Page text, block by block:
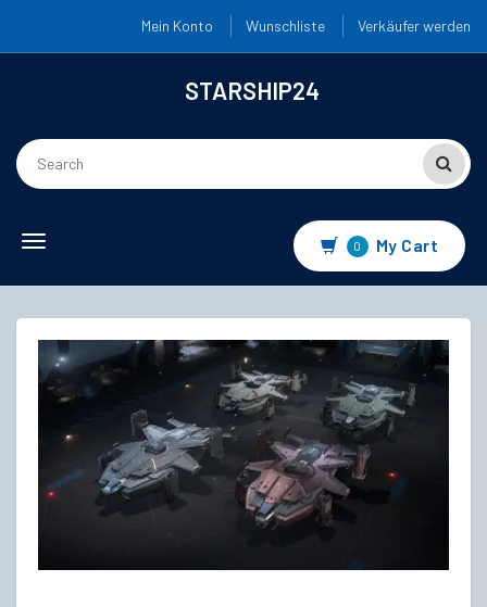
Mein Konto Wunschliste Verkäufer werden
STARSHIP24
Toggle
0 My Cart